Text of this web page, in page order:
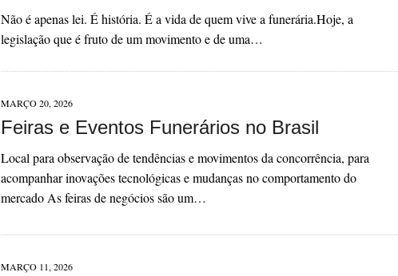
Não é apenas lei. É história. É a vida de quem vive a funerária.​Hoje, a
legislação que é fruto de um movimento e de uma…
MARÇO 20, 2026
Feiras e Eventos Funerários no Brasil
Local para observação de tendências e movimentos da concorrência, para
acompanhar inovações tecnológicas e mudanças no comportamento do
mercado As feiras de negócios são um…
MARÇO 11, 2026